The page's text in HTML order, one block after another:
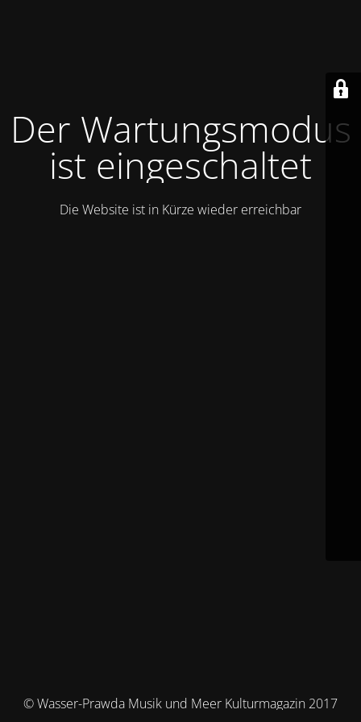
Der Wartungsmodus
ist eingeschaltet
Die Website ist in Kürze wieder erreichbar
© Wasser-Prawda Musik und Meer Kulturmagazin 2017